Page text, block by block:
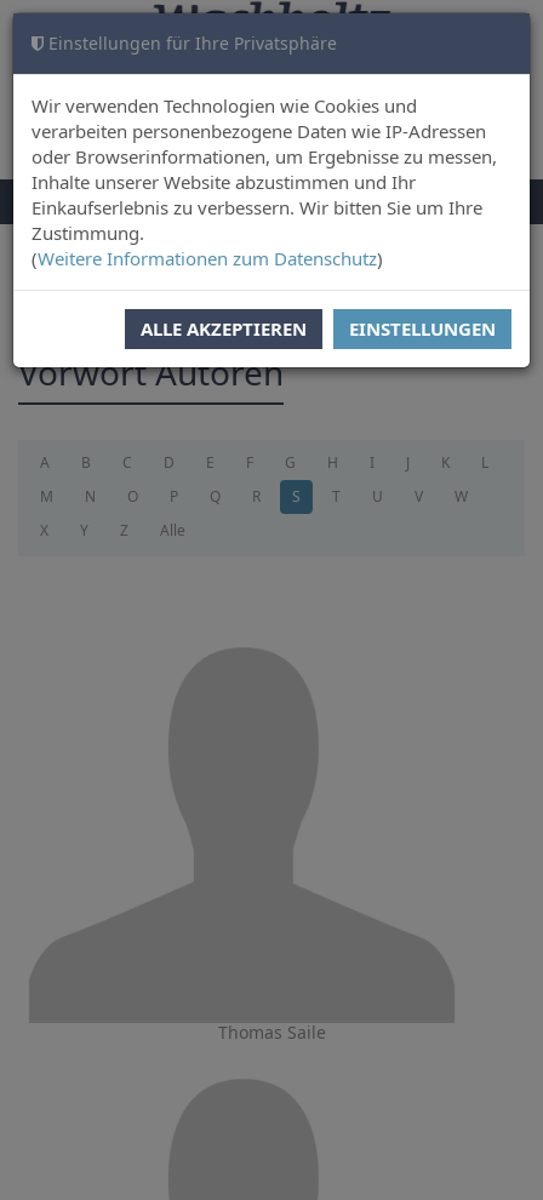
Einstellungen für Ihre Privatsphäre
Wir verwenden Technologien wie Cookies und
verarbeiten personenbezogene Daten wie IP-Adressen
oder Browserinformationen, um Ergebnisse zu messen,
Inhalte unserer Website abzustimmen und Ihr
Einkaufserlebnis zu verbessern. Wir bitten Sie um Ihre
Zustimmung.
(Weitere Informationen zum Datenschutz)
ALLE AKZEPTIEREN EINSTELLUNGEN
ANMELDEN WARENKORB 0
NAVIGATION
UMSCHALTEN
Menü
Sie sind hier:
Vorwort Autoren
A B C D E F G H I J K
L
M
N O P Q R S T U V
W
X
Y Z Alle
Thomas Saile